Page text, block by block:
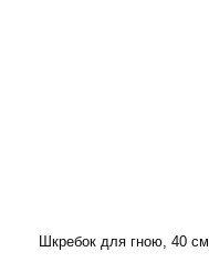
Шкребок для гною, 40 см